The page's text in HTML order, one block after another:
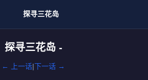
探寻三花岛
探寻三花岛 -
← 上一话|下一话 →